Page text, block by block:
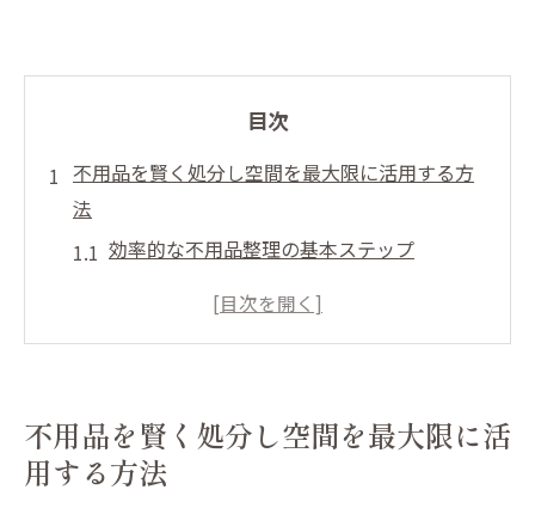
目次
不用品を賢く処分し空間を最大限に活用する方
法
効率的な不用品整理の基本ステップ
スペースを最大化するための賢い選択
不用品処分で空間をより快適にするコツ
仙台市太白区中田での買取サービスを活用して
不用品を賢く処分し空間を最大限に活
用する方法